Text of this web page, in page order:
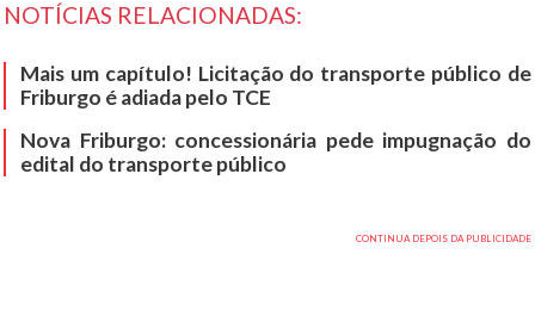
NOTÍCIAS RELACIONADAS:
Mais um capítulo! Licitação do transporte público de
Friburgo é adiada pelo TCE
Nova Friburgo: concessionária pede impugnação do
edital do transporte público